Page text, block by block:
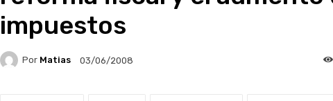
impuestos
Por Matias 03/06/2008